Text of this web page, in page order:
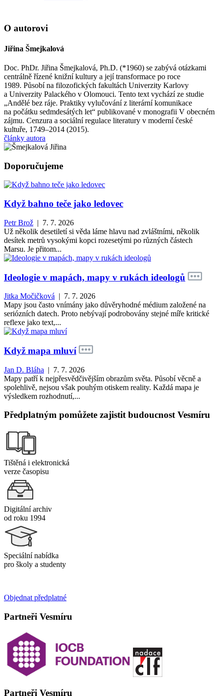
O autorovi
Jiřina Šmejkalová
Doc. PhDr. Jiřina Šmejkalová, Ph.D. (*1960) se zabývá otázkami
centrálně řízené knižní kultury a její transformace po roce
1989. Působí na filozofických fakultách Univerzity Karlovy
a Univerzity Palackého v Olomouci. Tento text vychází ze studie
„Andělé bez ráje. Praktiky vylučování z literární komunikace
na počátku sedmdesátých let“ publikované v monografii V obecném
zájmu. Cenzura a sociální regulace literatury v moderní české
kultuře, 1749–2014 (2015).
články autora
Doporučujeme
Když bahno teče jako ledovec
Petr Brož | 7. 7. 2026
Už několik desetiletí si věda láme hlavu nad zvláštními, několik
desítek metrů vysokými kopci rozesetými po různých částech
Marsu. Je přitom...
Ideologie v mapách, mapy v rukách ideologů
Jitka Močičková | 7. 7. 2026
Mapy jsou často vnímány jako důvěryhodné médium založené na
seriózních datech. Proto nebývají podrobovány stejné míře kritické
reflexe jako text,...
Když mapa mluví
Jan D. Bláha | 7. 7. 2026
Mapy patří k nejpřesvědčivějším obrazům světa. Působí věcně a
spolehlivě, nejsou však pouhým otiskem reality. Každá mapa je
výsledkem rozhodnutí,...
Předplatným pomůžete zajistit budoucnost Vesmíru
Tištěná i elektronická
verze časopisu
Digitální archiv
od roku 1994
Speciální nabídka
pro školy a studenty
Objednat předplatné
Partneři Vesmíru
Partneři Vesmíru